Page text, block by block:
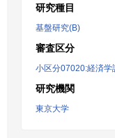
研究種目
基盤研究(B)
審査区分
小区分07020:経済学
研究機関
東京大学